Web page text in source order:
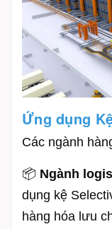
Ứng dụng
Các ngành
📦 Ngành
dụng kệ
hàng hóa lưu